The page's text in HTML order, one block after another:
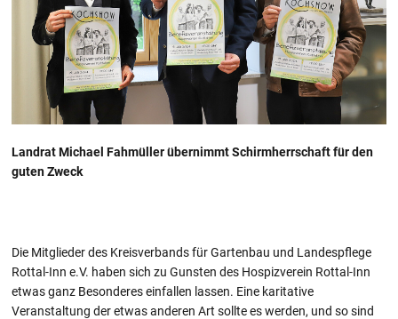
Landrat Michael Fahmüller übernimmt Schirmherrschaft für den
guten Zweck
Die Mitglieder des Kreisverbands für Gartenbau und Landespflege
Rottal-Inn e.V. haben sich zu Gunsten des Hospizverein Rottal-Inn
etwas ganz Besonderes einfallen lassen. Eine karitative
Veranstaltung der etwas anderen Art sollte es werden, und so sind